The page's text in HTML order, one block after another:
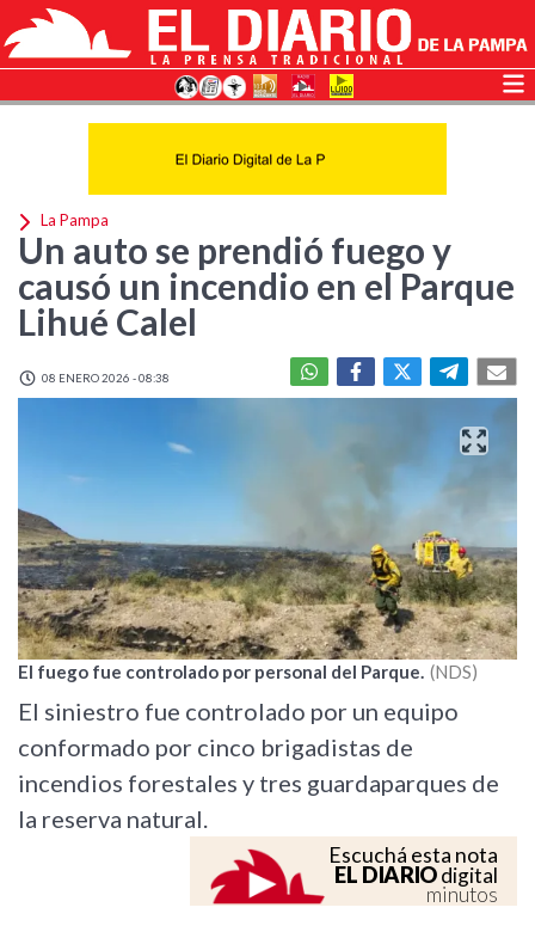
La Pampa
Un auto se prendió fuego y
causó un incendio en el Parque
Lihué Calel
08 ENERO 2026 - 08:38
El fuego fue controlado por personal del Parque. NDS
El siniestro fue controlado por un equipo
conformado por cinco brigadistas de
incendios forestales y tres guardaparques de
la reserva natural.
Escuchá esta nota
EL DIARIOdigital
minutos